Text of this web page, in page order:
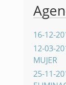
16-12-
12-03-
MUJER
25-11-